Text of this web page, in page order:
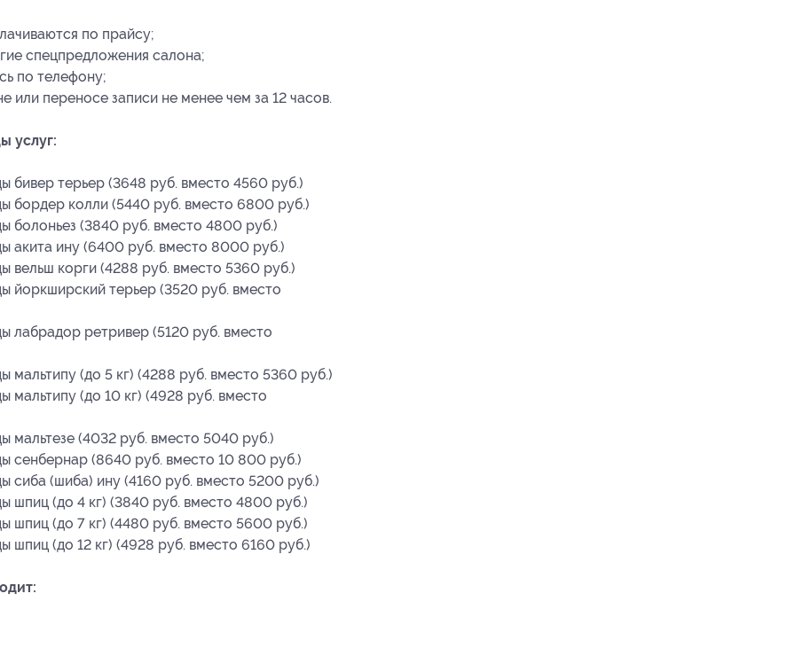
по прайсу;
спецпредложения салона;
по телефону;
переносе записи не менее чем за 12 часов.
услуг:
бивер терьер (3648 руб. вместо 4560 руб.)
бордер колли (5440 руб. вместо 6800 руб.)
болоньез (3840 руб. вместо 4800 руб.)
акита ину (6400 руб. вместо 8000 руб.)
вельш корги (4288 руб. вместо 5360 руб.)
йоркширский терьер (3520 руб. вместо
лабрадор ретривер (5120 руб. вместо
(до 5 кг) (4288 руб. вместо 5360 руб.)
(до 10 кг) (4928 руб. вместо
мальтезе (4032 руб. вместо 5040 руб.)
сенбернар (8640 руб. вместо 10 800 руб.)
сиба (шиба) ину (4160 руб. вместо 5200 руб.)
шпиц (до 4 кг) (3840 руб. вместо 4800 руб.)
шпиц (до 7 кг) (4480 руб. вместо 5600 руб.)
шпиц (до 12 кг) (4928 руб. вместо 6160 руб.)